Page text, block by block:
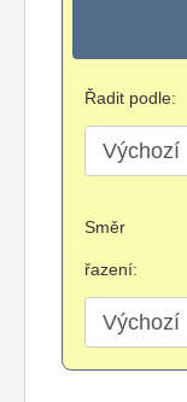
Řadit podle:
Směr
řazení: